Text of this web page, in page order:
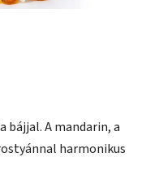
A mandarin, a
harmonikus